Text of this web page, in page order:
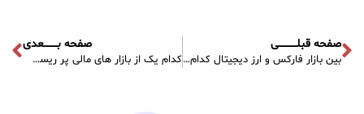
صفحه قبلـــــــــــی
بین بازار فارکس و ارز دیجیتال کدام یک پر سود تر است
صفحه بــــــــعدی
کدام یک از بازار های مالی پر ریسک تر است؟ ارز دیجیتال، فارکس یا سهام